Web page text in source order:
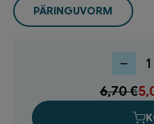
PÄRINGUVORM
Garaaži
renni
vasak
6,70€